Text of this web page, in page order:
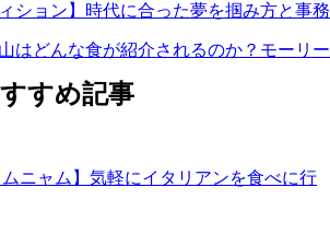
ション】時代に合った夢を掴み方と事務
はどんな食が紹介されるのか？モーリー
すめ記事
ムニャム】気軽にイタリアンを食べに行